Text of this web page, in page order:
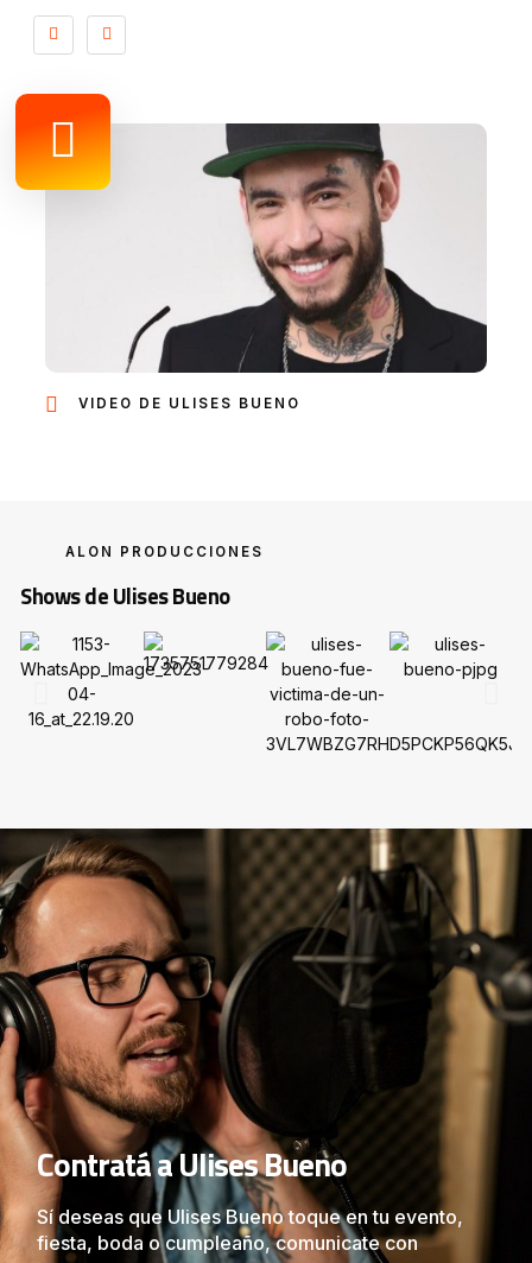
VIDEO DE ULISES BUENO
ALON PRODUCCIONES
Shows de Ulises Bueno
Contratá a Ulises Bueno
Sí deseas que Ulises Bueno toque en tu evento,
fiesta, boda o cumpleaño, comunicate con